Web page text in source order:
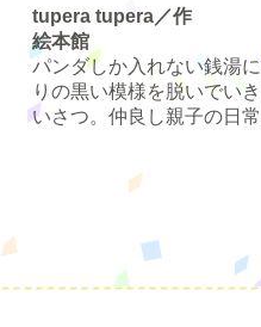
tupera tupera／作
絵本館
パンダしか入れない銭湯
りの黒い模様を脱いでい
いさつ。仲良し親子の日常